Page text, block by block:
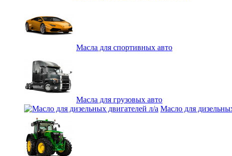
Масла для спортивных авто
Масла для грузовых авто
Масло для